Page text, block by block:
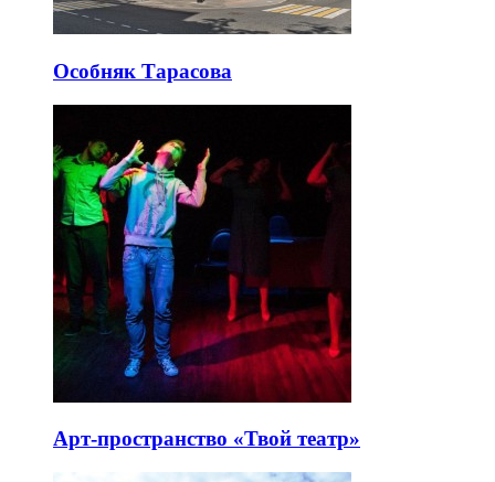
Особняк Тарасова
Арт-пространство «Твой театр»